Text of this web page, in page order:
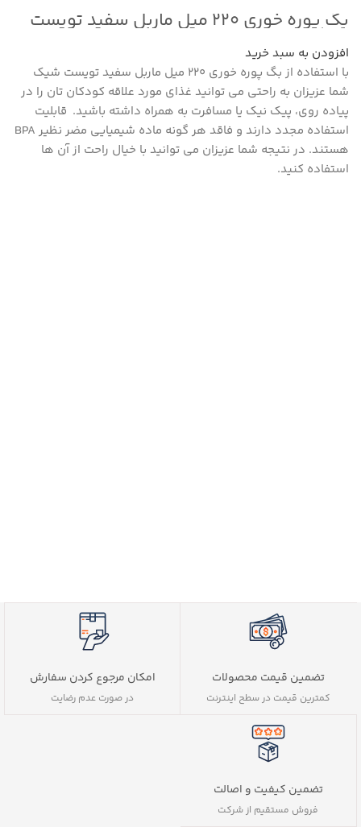
بگ پوره خوری ۲۲۰ میل ماربل سفید تویست
شیک
افزودن به سبد خرید
با استفاده از بگ پوره خوری ۲۲۰ میل ماربل سفید تویست شیک
شما عزیزان به راحتی می توانید غذای مورد علاقه کودکان تان را در
پیاده روی، پیک نیک یا مسافرت به همراه داشته باشید. قابلیت
استفاده مجدد دارند و فاقد هر گونه ماده شیمیایی مضر نظیر BPA
هستند. در نتیجه شما عزیزان می توانید با خیال راحت از آن ها
استفاده کنید.
تضمین قیمت محصولات
کمترین قیمت در سطح اینترنت
امکان مرجوع کردن سفارش
در صورت عدم رضایت
تضمین کیفیت و اصالت
فروش مستقیم از شرکت